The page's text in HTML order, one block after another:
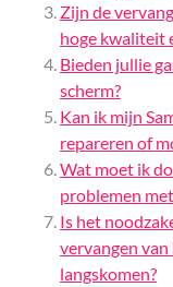
Zijn de
hoge kwaliteit
Bieden jullie
scherm?
Kan ik mijn
repareren of
Wat moet ik
problemen
Is het
vervangen
langskomen?